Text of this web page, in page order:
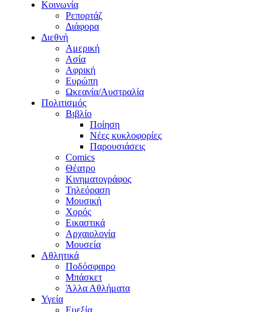
Κοινωνία
Ρεπορτάζ
Διάφορα
Διεθνή
Αμερική
Ασία
Αφρική
Ευρώπη
Ωκεανία/Αυστραλία
Πολιτισμός
Βιβλίο
Ποίηση
Νέες κυκλοφορίες
Παρουσιάσεις
Comics
Θέατρο
Κινηματογράφος
Τηλεόραση
Μουσική
Χορός
Εικαστικά
Αρχαιολογία
Μουσεία
Αθλητικά
Ποδόσφαιρο
Μπάσκετ
Άλλα Αθλήματα
Υγεία
Ευεξία